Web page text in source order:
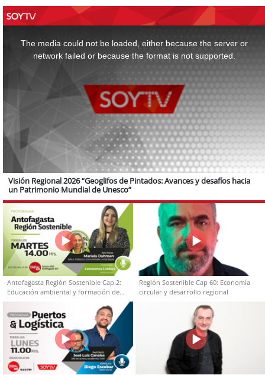
The media could not be loaded, either because the server or
network failed or because the format is not supported.
Visión Regional 2026 “Geoglifos de Pintados: Avances y desafíos hacia
un Patrimonio Mundial de Unesco”
Antofagasta Región Sostenible Cap.2:
Educación ambiental y formación de
capacidades técnicas
Región Sostenible Cap 60: Economía
circular y desarrollo regional